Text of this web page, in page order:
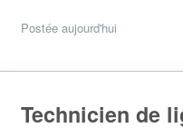
Postée aujourd'hui
Technicien de